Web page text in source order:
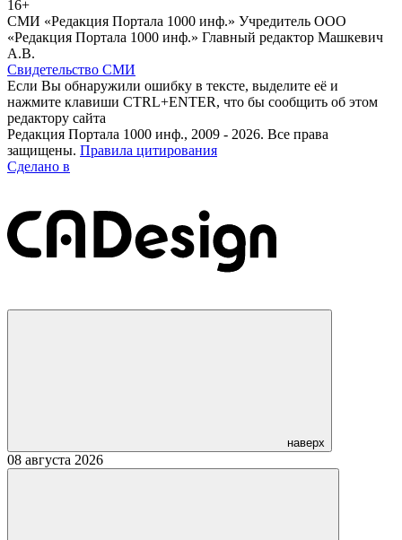
16+
СМИ «Редакция Портала 1000 инф.» Учредитель ООО
«Редакция Портала 1000 инф.» Главный редактор Машкевич
А.В.
Свидетельство СМИ
Если Вы обнаружили ошибку в тексте, выделите её и
нажмите клавиши CTRL+ENTER, что бы сообщить об этом
редактору сайта
Редакция Портала 1000 инф., 2009 - 2026. Все права
защищены. Правила цитирования
Сделано в
наверх
08 августа 2026